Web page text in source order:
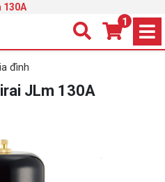
130A
1
đình
JLm 130A